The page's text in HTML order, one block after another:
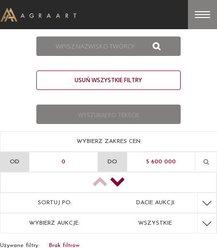
USUŃ WSZYSTKIE FILTRY
WYBIERZ ZAKRES CEN:
OD DO
SORTUJ PO: DACIE AUKCJI
WYBIERZ AUKCJE: WSZYSTKIE
Używane filtry: Brak filtrów